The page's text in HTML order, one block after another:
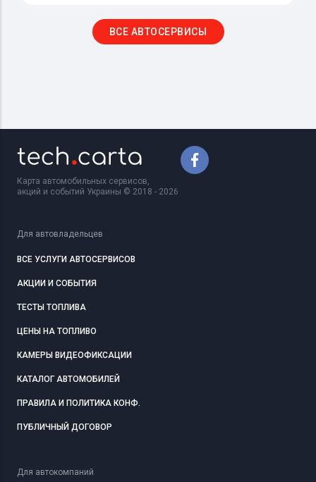
ВСЕ АВТОСЕРВИСЫ
Карта автомобильных сервисов,
акций и событий Украины © 2018 - 2026
Для автовладельцев
ВСЕ УСЛУГИ АВТОСЕРВИСОВ
АКЦИИ И СОБЫТИЯ
ТЕСТЫ ТОПЛИВА
ЦЕНЫ НА ТОПЛИВО
КАМЕРЫ ВИДЕОФИКСАЦИИ
КАТАЛОГ АВТОМОБИЛЕЙ
ПРАВИЛА И ПОЛИТИКА КОНФ.
ПУБЛИЧНЫЙ ДОГОВОР
Для автокомпаний